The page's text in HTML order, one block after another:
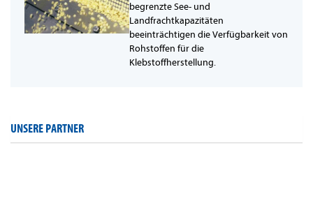
begrenzte See- und
Landfrachtkapazitäten
beeinträchtigen die Verfügbarkeit von
Rohstoffen für die
Klebstoffherstellung.
UNSERE PARTNER